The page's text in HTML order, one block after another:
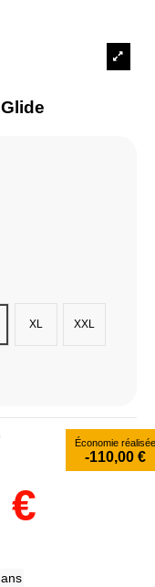
XL XXL
Économie réalisée
-110,00 €
€